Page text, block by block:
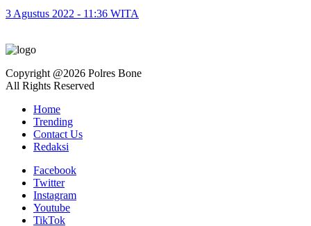
3 Agustus 2022 - 11:36 WITA
Copyright @2026 Polres Bone
All Rights Reserved
Home
Trending
Contact Us
Redaksi
Facebook
Twitter
Instagram
Youtube
TikTok